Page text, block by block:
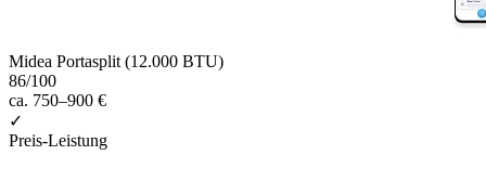
Midea Portasplit (12.000 BTU)
86/100
ca. 750–900 €
✓
Preis-Leistung